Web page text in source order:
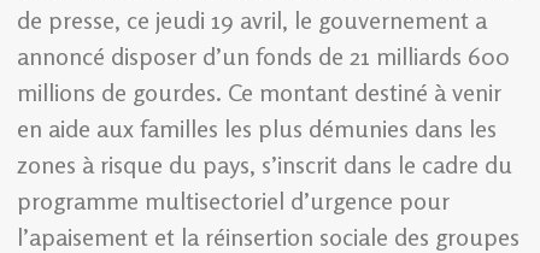
de presse, ce jeudi 19 avril, le gouvernement a
annoncé disposer d’un fonds de 21 milliards 600
millions de gourdes. Ce montant destiné à venir
en aide aux familles les plus démunies dans les
zones à risque du pays, s’inscrit dans le cadre du
programme multisectoriel d’urgence pour
l’apaisement et la réinsertion sociale des groupes